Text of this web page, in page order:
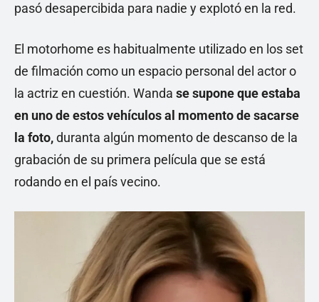
pasó desapercibida para nadie y explotó en la red.
El motorhome es habitualmente utilizado en los set
de filmación como un espacio personal del actor o
la actriz en cuestión. Wanda se supone que estaba
en uno de estos vehículos al momento de sacarse
la foto,duranta algún momento de descanso de la
grabación de su primera película que se está
rodando en el país vecino.